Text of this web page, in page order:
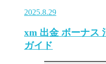
2025.8.29
xm 出金 ボーナス
ガイド